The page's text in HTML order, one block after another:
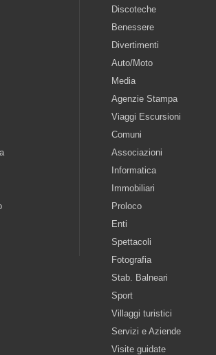
Discoteche
Benessere
Divertimenti
Auto/Moto
Media
Agenzie Stampa
Viaggi Escursioni
Comuni
Associazioni
Informatica
Immobiliari
Proloco
Enti
Spettacoli
Fotografia
Stab. Balneari
Sport
Villaggi turistici
Servizi e Aziende
Visite guidate